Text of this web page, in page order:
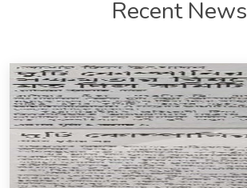
Recent News